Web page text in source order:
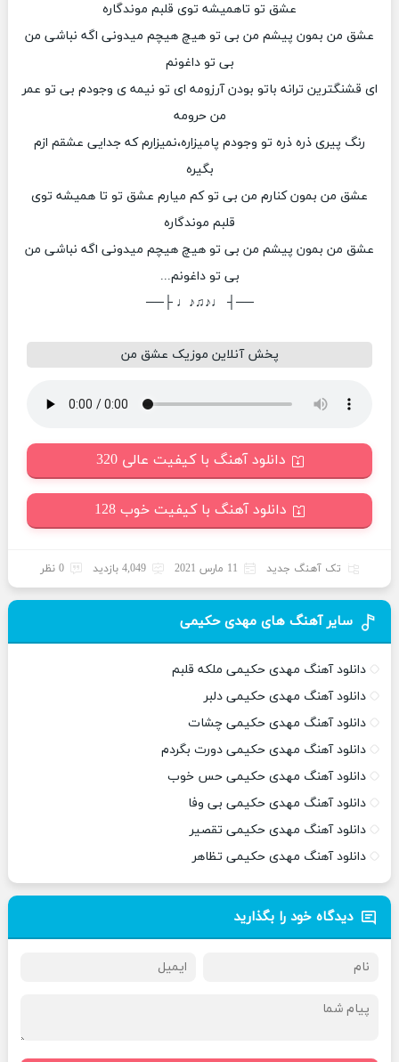
عشق تو تاهمیشه توی قلبم موندگاره
عشق من بمون پیشم من بی تو هیچ هیچم میدونی اگه نباشی من
بی تو داغونم
ای قشنگترین ترانه باتو بودن آرزومه ای تو نیمه ی وجودم بی تو عمر
من حرومه
رنگ پیری ذره ذره تو وجودم پامیزاره،نمیزارم که جدایی عشقم ازم
بگیره
عشق من بمون کنارم من بی تو کم میارم عشق تو تا همیشه توی
قلبم موندگاره
عشق من بمون پیشم من بی تو هیچ هیچم میدونی اگه نباشی من
بی تو داغونم...
──┤ ♩♪♫♪♩ ├──
پخش آنلاین موزیک عشق من
دانلود آهنگ با کیفیت عالی 320
دانلود آهنگ با کیفیت خوب 128
تک آهنگ جدید 11 مارس 2021 4,049 بازدید 0 نظر
سایر آهنگ های مهدی حکیمی
دانلود آهنگ مهدی حکیمی ملکه قلبم
دانلود آهنگ مهدی حکیمی دلبر
دانلود آهنگ مهدی حکیمی چشات
دانلود آهنگ مهدی حکیمی دورت بگردم
دانلود آهنگ مهدی حکیمی حس خوب
دانلود آهنگ مهدی حکیمی بی وفا
دانلود آهنگ مهدی حکیمی تقصیر
دانلود آهنگ مهدی حکیمی تظاهر
دیدگاه خود را بگذارید